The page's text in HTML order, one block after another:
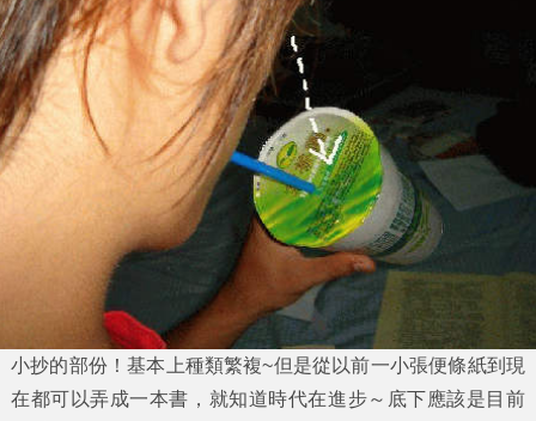
小抄的部份！基本上種類繁複~但是從以前一小張便條紙到現
在都可以弄成一本書，就知道時代在進步～底下應該是目前